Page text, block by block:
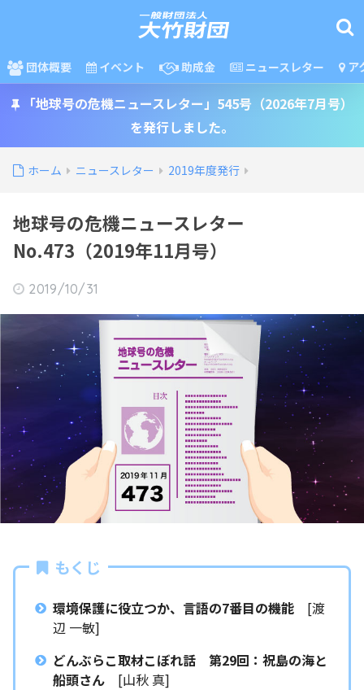
団体概要 イベント 助成金 ニュースレター ア
「地球号の危機ニュースレター」545号（2026年7月号）
を発行しました。
ホーム ニュースレター 2019年度発行
地球号の危機ニュースレター
No.473（2019年11月号）
2019/10/31
もくじ
環境保護に役立つか、言語の7番目の機能 [渡
辺 一敏]
どんぶらこ取材こぼれ話 第29回：祝島の海と
船頭さん [山秋 真]